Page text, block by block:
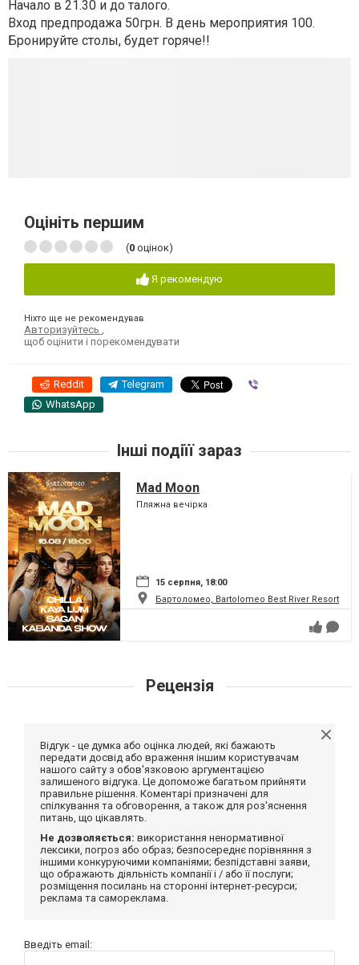
Начало в 21.30 и до талого.
Вход предпродажа 50грн. В день мероприятия 100.
Бронируйте столы, будет горяче!!
Оцініть першим
(0 оцінок)
Я рекомендую
Ніхто ще не рекомендував
Авторизуйтесь ,
щоб оцінити і порекомендувати
Reddit Telegram
WhatsApp
Інші подіїї зараз
Mad Moon
Пляжна вечірка
15 серпня, 18:00
Бартоломео, Bartolomeo Best River Resort
Рецензія
Відгук - це думка або оцінка людей, які бажають
передати досвід або враження іншим користувачам
нашого сайту з обов'язковою аргументацією
залишеного відгука. Це допоможе багатьом прийняти
правильне рішення. Коментарі призначені для
спілкування та обговорення, а також для роз'яснення
питань, що цікавлять.
Не дозволяється: використання ненормативної
лексики, погроз або образ; безпосереднє порівняння з
іншими конкуруючими компаніями; безпідставні заяви,
що ображають діяльність компанії і / або її послуги;
розміщення посилань на сторонні інтернет-ресурси;
реклама та самореклама.
Введіть email: